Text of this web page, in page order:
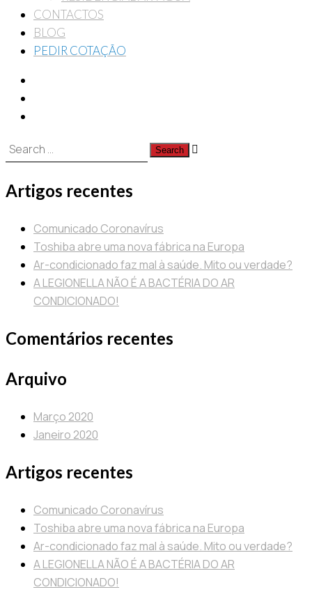
CONTACTOS
BLOG
PEDIR COTAÇÃO
Pesquisa
por:
Artigos recentes
Comunicado Coronavírus
Toshiba abre uma nova fábrica na Europa
Ar-condicionado faz mal à saúde. Mito ou verdade?
A LEGIONELLA NÃO É A BACTÉRIA DO AR
CONDICIONADO!
Comentários recentes
Arquivo
Março 2020
Janeiro 2020
Artigos recentes
Comunicado Coronavírus
Toshiba abre uma nova fábrica na Europa
Ar-condicionado faz mal à saúde. Mito ou verdade?
A LEGIONELLA NÃO É A BACTÉRIA DO AR
CONDICIONADO!